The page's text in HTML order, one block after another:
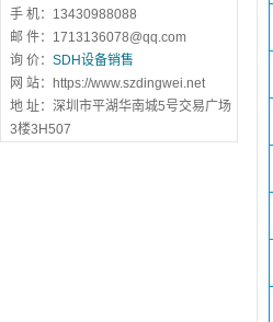
手 机：13430988088
邮 件：1713136078@qq.com
询 价： SDH设备销售
网 站：https://www.szdingwei.net
地 址：深圳市平湖华南城5号交易广场
3楼3H507